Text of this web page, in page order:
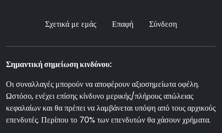
Σχετικά με εμάς Επαφή Σύνδεση
Σημαντική σημείωση κινδύνου:
Οι συναλλαγές μπορούν να αποφέρουν αξιοσημείωτα οφέλη.
Ωστόσο, ενέχει επίσης κίνδυνο μερικής/πλήρους απώλειας
κεφαλαίων και θα πρέπει να λαμβάνεται υπόψη από τους αρχικούς
επενδυτές. Περίπου το 70% των επενδυτών θα χάσουν χρήματα.